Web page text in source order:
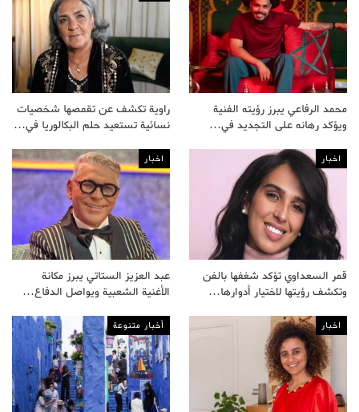
محمد الرفاعي يبرز رؤيته الفنية
ويؤكد رهانه على التجديد في…
راوية تكشف عن تقمصها شخصيات
نسائية تستعيد حلم البكالوريا في…
اخبار
قمر السعداوي تؤكد شغفها بالفن
وتكشف رؤيتها لاختيار أدوارها…
اخبار
عبد العزيز الستاتي يبرز مكانة
الأغنية الشعبية ويواصل الدفاع…
اخبار أخبار متنوعة